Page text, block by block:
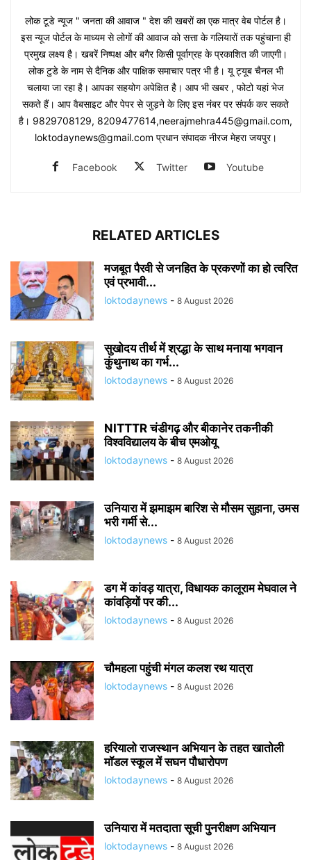
लोक टूडे न्यूज " जनता की आवाज " देश की खबरों का एक मात्र वेब पोर्टल है।
इस न्यूज पोर्टल के माध्यम से लोगों की आवाज को सत्ता के गलियारों तक पहुंचाना ही
प्रमुख लक्ष्य है। खबरें निष्पक्ष और बगैर किसी पूर्वाग्रह के प्रकाशित की जाएगी।
लोक टुडे के नाम से दैनिक और पाक्षिक समाचार पत्र भी है। यू ट्यूब चैनल भी
चलाया जा रहा है। आपका सहयोग अपेक्षित है। आप भी खबर , फोटो यहां भेज
सकते हैं। आप वैबसाइट और पेपर से जुड़ने के लिए इस नंबर पर संपर्क कर सकते
है। 9829708129, 8209477614,neerajmehra445@gmail.com,
loktodaynews@gmail.com प्रधान संपादक नीरज मेहरा जयपुर।
Facebook Twitter Youtube
RELATED ARTICLES
मजबूत पैरवी से जनहित के प्रकरणों का हो त्वरित
एवं प्रभावी...
loktodaynews - 8 August 2026
सुखोदय तीर्थ में श्रद्धा के साथ मनाया भगवान
कुंथुनाथ का गर्भ...
loktodaynews - 8 August 2026
NITTTR चंडीगढ़ और बीकानेर तकनीकी
विश्वविद्यालय के बीच एमओयू
loktodaynews - 8 August 2026
उनियारा में झमाझम बारिश से मौसम सुहाना, उमस
भरी गर्मी से...
loktodaynews - 8 August 2026
डग में कांवड़ यात्रा, विधायक कालूराम मेघवाल ने
कांवड़ियों पर की...
loktodaynews - 8 August 2026
चौमहला पहुंची मंगल कलश रथ यात्रा
loktodaynews - 8 August 2026
हरियालो राजस्थान अभियान के तहत खातोली
मॉडल स्कूल में सघन पौधारोपण
loktodaynews - 8 August 2026
उनियारा में मतदाता सूची पुनरीक्षण अभियान
loktodaynews - 8 August 2026